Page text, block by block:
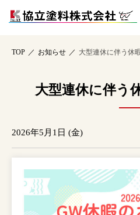
TOP お知らせ 大型連休に伴う休
大型連休に伴う
2026年5月1日 (金)